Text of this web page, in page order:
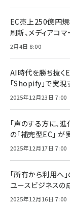
EC売上250億円
刷新、メディアコ
2月4日 8:00
AI時代を勝ち抜く
「Shopify」で実
2025年12月23日 7:00
「声のする方に、
の「補完型EC」 が
2025年12月17日 7:00
「所有から利用へ
ユースビジネスの
2025年12月16日 7:00